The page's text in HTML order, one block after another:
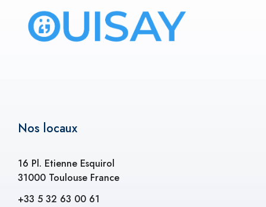
Nos locaux
16 Pl. Etienne Esquirol
31000 Toulouse France
+33 5 32 63 00 61